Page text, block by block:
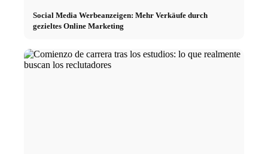
Social Media Werbeanzeigen: Mehr Verkäufe durch
gezieltes Online Marketing